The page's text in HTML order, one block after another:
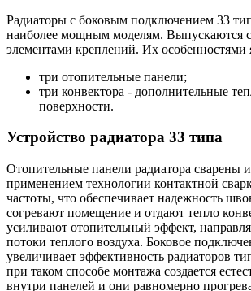
Радиаторы с боковым подключением 33
наиболее мощным моделям. Выпускаются
элементами креплений. Их особенностями
три отопительные панели;
три конвектора - дополнительные
поверхности.
Устройство радиатора 33 типа
Отопительные панели радиатора сварены
применением технологии контактной
частоты, что обеспечивает надежность
согревают помещение и отдают тепло
усиливают отопительный эффект,
потоки теплого воздуха. Боковое
увеличивает эффективность радиаторов
при таком способе монтажа создается
внутри панелей и они равномерно